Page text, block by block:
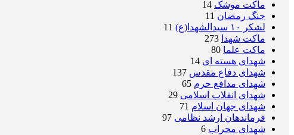
ماکت موشک 14
جنگ رمضان 11
لشکر ۱۰ سیدالشهدا(ع)
11
ماکت شهدا 273
ماکت علما 80
شهدای هسته ای 14
شهدای دفاع مقدس 137
شهدای مدافع حرم 65
شهدای انقلاب اسلامی 29
شهدای جهان اسلام 71
فرماندهان ارشد نظامی 97
شهدای محراب 6